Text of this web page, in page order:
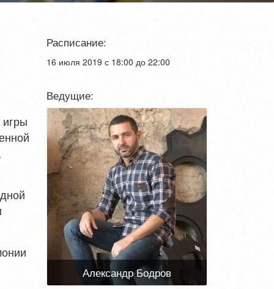
Расписание:
16 июля 2019 с 18:00 до 22:00
Ведущие:
Александр Бодров